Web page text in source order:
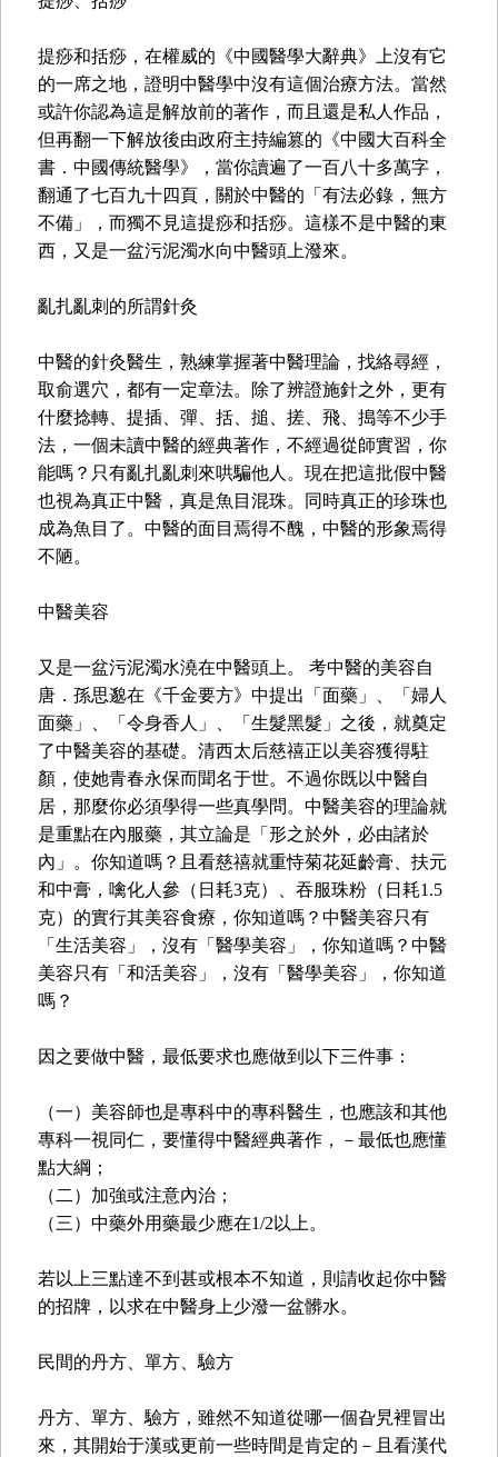
提痧和括痧，在權威的《中國醫學大辭典》上沒有它
的一席之地，證明中醫學中沒有這個治療方法。當然
或許你認為這是解放前的著作，而且還是私人作品，
但再翻一下解放後由政府主持編篡的《中國大百科全
書．中國傳統醫學》，當你讀遍了一百八十多萬字，
翻通了七百九十四頁，關於中醫的「有法必錄，無方
不備」，而獨不見這提痧和括痧。這樣不是中醫的東
西，又是一盆污泥濁水向中醫頭上潑來。
亂扎亂刺的所謂針灸
中醫的針灸醫生，熟練掌握著中醫理論，找絡尋經，
取俞選穴，都有一定章法。除了辨證施針之外，更有
什麼捻轉、提插、彈、括、搥、搓、飛、搗等不少手
法，一個未讀中醫的經典著作，不經過從師實習，你
能嗎？只有亂扎亂刺來哄騙他人。現在把這批假中醫
也視為真正中醫，真是魚目混珠。同時真正的珍珠也
成為魚目了。中醫的面目焉得不醜，中醫的形象焉得
不陋。
中醫美容
又是一盆污泥濁水澆在中醫頭上。 考中醫的美容自
唐．孫思邈在《千金要方》中提出「面藥」、「婦人
面藥」、「令身香人」、「生髮黑髮」之後，就奠定
了中醫美容的基礎。清西太后慈禧正以美容獲得駐
顏，使她青春永保而聞名于世。不過你既以中醫自
居，那麼你必須學得一些真學問。中醫美容的理論就
是重點在內服藥，其立論是「形之於外，必由諸於
內」。你知道嗎？且看慈禧就重恃菊花延齡膏、扶元
和中膏，噙化人參（日耗3克）、吞服珠粉（日耗1.5
克）的實行其美容食療，你知道嗎？中醫美容只有
「生活美容」，沒有「醫學美容」，你知道嗎？中醫
美容只有「和活美容」，沒有「醫學美容」，你知道
嗎？
因之要做中醫，最低要求也應做到以下三件事：
（一）美容師也是專科中的專科醫生，也應該和其他
專科一視同仁，要懂得中醫經典著作，－最低也應懂
點大綱；
（二）加強或注意內治；
（三）中藥外用藥最少應在1/2以上。
若以上三點達不到甚或根本不知道，則請收起你中醫
的招牌，以求在中醫身上少潑一盆髒水。
民間的丹方、單方、驗方
丹方、單方、驗方，雖然不知道從哪一個旮旯裡冒出
來，其開始于漢或更前一些時間是肯定的－且看漢代